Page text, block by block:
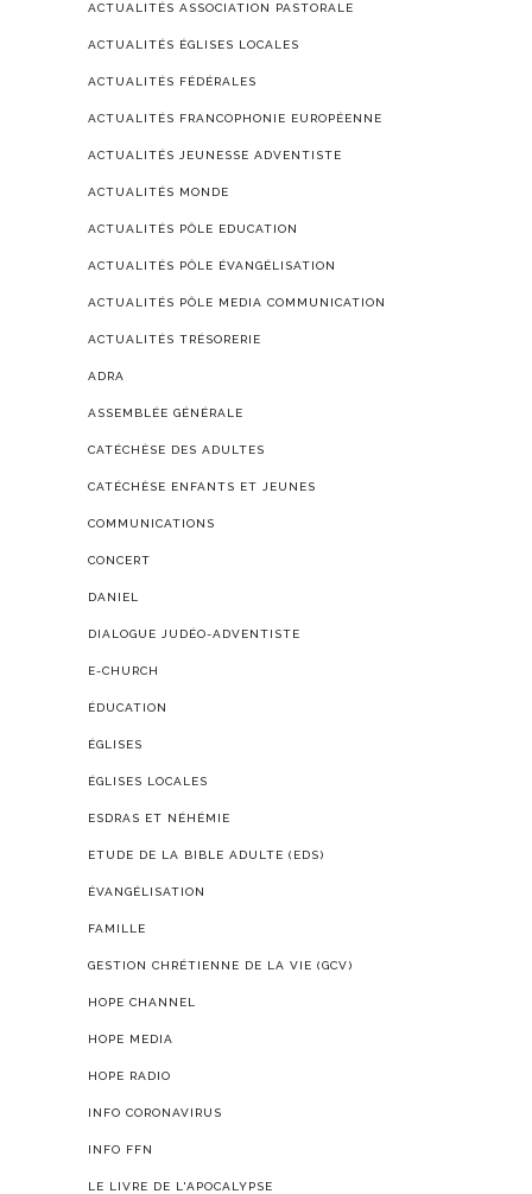
ACTUALITÉS ASSOCIATION PASTORALE
ACTUALITÉS ÉGLISES LOCALES
ACTUALITÉS FÉDÉRALES
ACTUALITÉS FRANCOPHONIE EUROPÉENNE
ACTUALITÉS JEUNESSE ADVENTISTE
ACTUALITÉS MONDE
ACTUALITÉS PÔLE EDUCATION
ACTUALITÉS PÔLE ÉVANGÉLISATION
ACTUALITÉS PÔLE MEDIA COMMUNICATION
ACTUALITÉS TRÉSORERIE
ADRA
ASSEMBLÉE GÉNÉRALE
CATÉCHÈSE DES ADULTES
CATÉCHÈSE ENFANTS ET JEUNES
COMMUNICATIONS
CONCERT
DANIEL
DIALOGUE JUDÉO-ADVENTISTE
E-CHURCH
ÉDUCATION
ÉGLISES
ÉGLISES LOCALES
ESDRAS ET NÉHÉMIE
ETUDE DE LA BIBLE ADULTE (EDS)
ÉVANGÉLISATION
FAMILLE
GESTION CHRÉTIENNE DE LA VIE (GCV)
HOPE CHANNEL
HOPE MEDIA
HOPE RADIO
INFO CORONAVIRUS
INFO FFN
LE LIVRE DE L'APOCALYPSE